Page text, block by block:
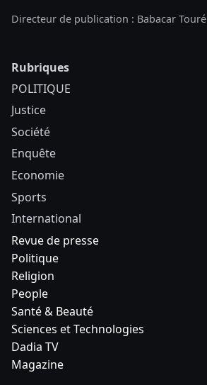
Directeur de publication : Babacar Touré
Rubriques
POLITIQUE
Justice
Société
Enquête
Economie
Sports
International
Revue de presse
Politique
Religion
People
Santé & Beauté
Sciences et Technologies
Dadia TV
Magazine